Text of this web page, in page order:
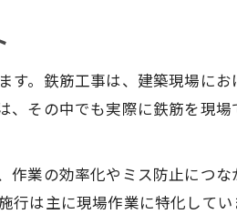
。鉄筋工事は、建築現場に
その中でも実際に鉄筋を現
業の効率化やミス防止につ
は主に現場作業に特化してい